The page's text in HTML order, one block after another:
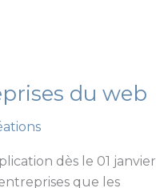
du web
dès le 01 janvier
que les